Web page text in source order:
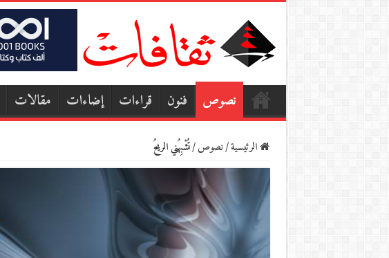
نصوص فنون قراءات إضاءات مقالات
الرئيسية/نصوص/تُشْبِهُني الريحُ